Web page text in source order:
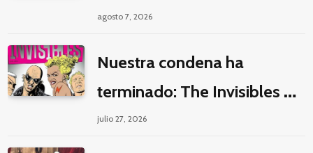
pasar horas y horas viendo
agosto 7, 2026
Nuestra condena ha
terminado: The Invisibles y
la guerra por la imaginación
julio 27, 2026